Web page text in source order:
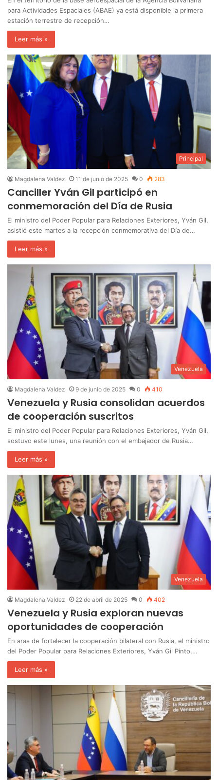
para Actividades Espaciales (ABAE) ya está disponible la primera
estación terrestre de recepción…
Leer más »
Principal
Magdalena Valdez 11 de junio de 2025 0 283
Canciller Yván Gil participó en
conmemoración del Día de Rusia
El ministro del Poder Popular para Relaciones Exteriores, Yván Gil,
asistió este martes a la recepción conmemorativa del Día de…
Leer más »
Venezuela
Magdalena Valdez 9 de junio de 2025 0 410
Venezuela y Rusia consolidan acuerdos
de cooperación suscritos
El ministro del Poder Popular para Relaciones Exteriores, Yván Gil,
sostuvo este lunes, una reunión con el embajador de Rusia…
Leer más »
Venezuela
Magdalena Valdez 22 de abril de 2025 0 402
Venezuela y Rusia exploran nuevas
oportunidades de cooperación
En aras de fortalecer la cooperación bilateral con Rusia, el ministro
del Poder Popular para Relaciones Exteriores, Yván Gil Pinto,…
Leer más »